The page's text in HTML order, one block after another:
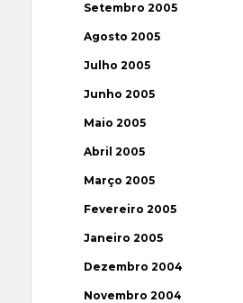
Setembro 2005
Agosto 2005
Julho 2005
Junho 2005
Maio 2005
Abril 2005
Março 2005
Fevereiro 2005
Janeiro 2005
Dezembro 2004
Novembro 2004